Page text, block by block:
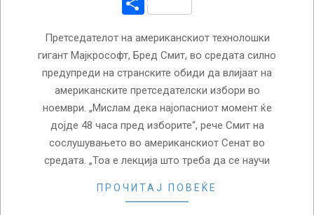
Претседателот на американскиот технолошки
гигант Мајкрософт, Бред Смит, во средата силно
предупреди на странските обиди да влијаат на
американските претседателски избори во
ноември. „Мислам дека најопасниот момент ќе
дојде 48 часа пред изборите“, рече Смит на
сослушувањето во американскиот Сенат во
средата. „Тоа е лекција што треба да се научи
ПРОЧИТАЈ ПОВЕЌЕ